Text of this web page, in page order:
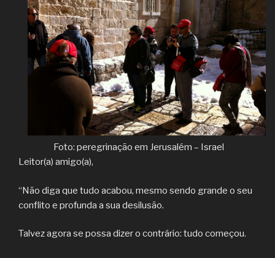
Foto: peregrinação em Jerusalém – Israel
Leitor(a) amigo(a),
“Não diga que tudo acabou, mesmo sendo grande o seu
conflito e profunda a sua desilusão.
Talvez agora se possa dizer o contrário: tudo começou.